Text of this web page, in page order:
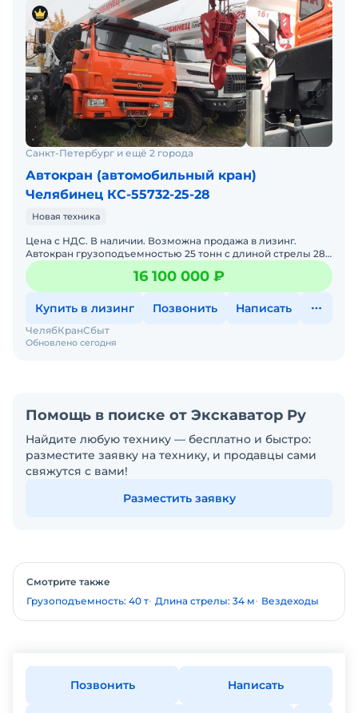
Санкт-Петербург и ещё 2 города
Автокран (автомобильный кран)
Челябинец КС-55732-25-28
Новая техника
Цена с НДС. В наличии. Возможна продажа в лизинг.
Автокран грузоподъемностью 25 тонн с длиной стрелы 28,1
метра обладает следующим комплексом
преимущественных
16 100 000 ₽
Купить в лизинг Позвонить Написать
Обновлено сегодня
ЧелябКранСбыт
Помощь в поиске от Экскаватор Ру
Найдите любую технику — бесплатно и быстро:
разместите заявку на технику, и продавцы сами
свяжутся с вами!
Разместить заявку
Смотрите также
Грузоподъемность: 40 т Длина стрелы: 34 м Вездеходы
Позвонить Написать